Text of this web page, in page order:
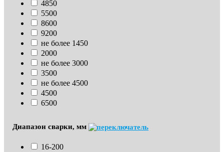
4850
5500
8600
9200
не более 1450
2000
не более 3000
3500
не более 4500
4500
6500
Диапазон сварки, мм
16-200